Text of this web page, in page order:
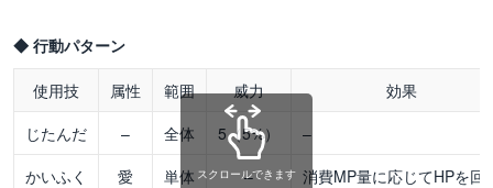
◆ 行動パターン
使用技 属性 範囲 威力
効果
じたんだ
– 全体 5（5%）
–
かいふく
愛 単体 – 消費MP量に応じてHPを回
スクロールできます